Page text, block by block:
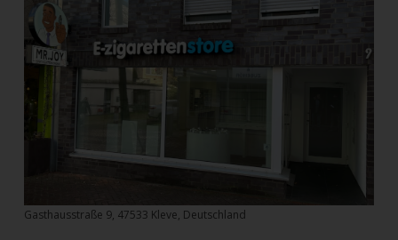
Gasthausstraße 9, 47533 Kleve, Deutschland